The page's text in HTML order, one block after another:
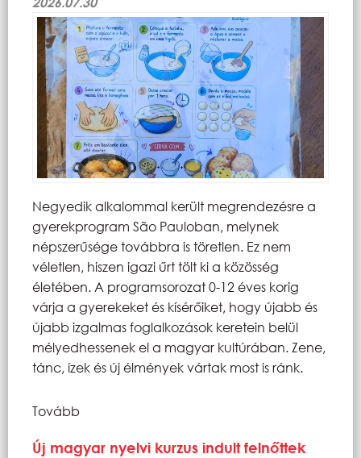
Negyedik alkalommal került megrendezésre a
gyerekprogram São Pauloban, melynek
népszerűsége továbbra is töretlen. Ez nem
véletlen, hiszen igazi űrt tölt ki a közösség
életében. A programsorozat 0-12 éves korig
várja a gyerekeket és kísérőiket, hogy újabb és
újabb izgalmas foglalkozások keretein belül
mélyedhessenek el a magyar kultúrában. Zene,
tánc, ízek és új élmények vártak most is ránk.
Tovább
Új magyar nyelvi kurzus indult felnőttek